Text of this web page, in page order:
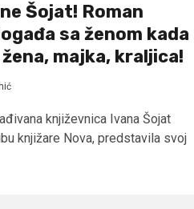
Šojat! Roman
sa ženom kada
majka, kraljica!
književnica Ivana Šojat
knjižare Nova, predstavila svoj